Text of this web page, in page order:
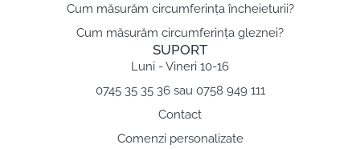
Cum măsurăm circumferința încheieturii?
Cum măsurăm circumferința gleznei?
SUPORT
Luni - Vineri 10-16
0745 35 35 36 sau 0758 949 111
Contact
Comenzi personalizate